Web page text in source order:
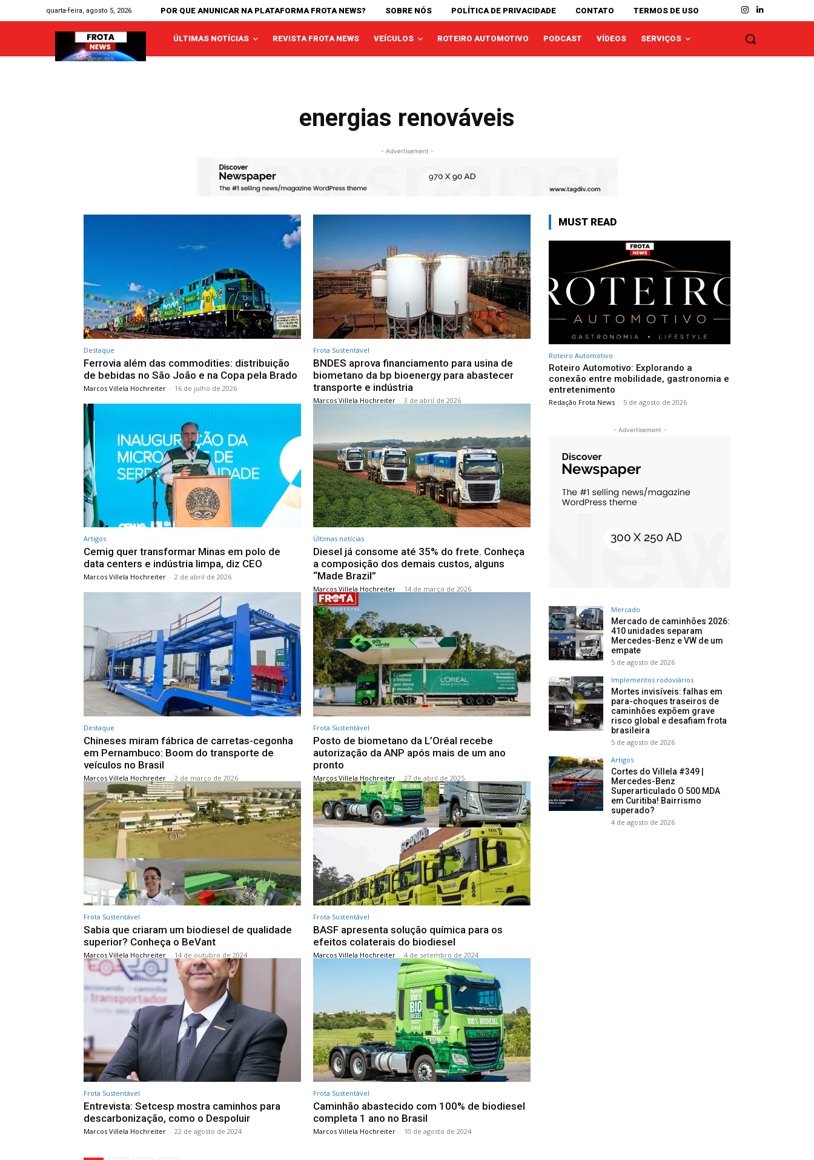
quarta-feira, agosto 5, 2026 POR QUE ANUNICAR NA PLATAFORMA FROTA NEWS? SOBRE NÓS POLÍTICA DE PRIVACIDADE CONTATO TERMOS DE USO
ÚLTIMAS NOTÍCIAS REVISTA FROTA NEWS VEÍCULOS ROTEIRO AUTOMOTIVO PODCAST VÍDEOS SERVIÇOS
energias renováveis
- Advertisement -
Destaque
Ferrovia além das commodities: distribuição
de bebidas no São João e na Copa pela Brado
Marcos Villela Hochreiter - 16 de julho de 2026
Frota Sustentável
BNDES aprova financiamento para usina de
biometano da bp bioenergy para abastecer
transporte e indústria
Marcos Villela Hochreiter - 3 de abril de 2026
Artigos
Cemig quer transformar Minas em polo de
data centers e indústria limpa, diz CEO
Marcos Villela Hochreiter - 2 de abril de 2026
Últimas notícias
Diesel já consome até 35% do frete. Conheça
a composição dos demais custos, alguns
“Made Brazil”
Marcos Villela Hochreiter - 14 de março de 2026
Destaque
Chineses miram fábrica de carretas-cegonha
em Pernambuco: Boom do transporte de
veículos no Brasil
Marcos Villela Hochreiter - 2 de março de 2026
Frota Sustentável
Posto de biometano da L’Oréal recebe
autorização da ANP após mais de um ano
pronto
Marcos Villela Hochreiter - 27 de abril de 2025
Frota Sustentável
Sabia que criaram um biodiesel de qualidade
superior? Conheça o BeVant
Marcos Villela Hochreiter - 14 de outubro de 2024
Frota Sustentável
BASF apresenta solução química para os
efeitos colaterais do biodiesel
Marcos Villela Hochreiter - 4 de setembro de 2024
Frota Sustentável
Entrevista: Setcesp mostra caminhos para
descarbonização, como o Despoluir
Marcos Villela Hochreiter - 22 de agosto de 2024
Frota Sustentável
Caminhão abastecido com 100% de biodiesel
completa 1 ano no Brasil
Marcos Villela Hochreiter - 10 de agosto de 2024
MUST READ
Roteiro Automotivo
Roteiro Automotivo: Explorando a
conexão entre mobilidade, gastronomia e
entretenimento
Redação Frota News - 5 de agosto de 2026
- Advertisement -
Mercado
Mercado de caminhões 2026:
410 unidades separam
Mercedes-Benz e VW de um
empate
5 de agosto de 2026
Implementos rodoviários
Mortes invisíveis: falhas em
para-choques traseiros de
caminhões expõem grave
risco global e desafiam frota
brasileira
5 de agosto de 2026
Artigos
Cortes do Villela #349 |
Mercedes-Benz
Superarticulado O 500 MDA
em Curitiba! Bairrismo
superado?
4 de agosto de 2026